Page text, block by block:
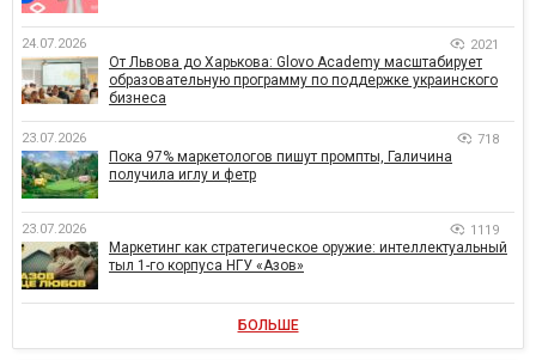
24.07.2026 2021
От Львова до Харькова: Glovo Academy масштабирует
образовательную программу по поддержке украинского
бизнеса
23.07.2026 718
Пока 97% маркетологов пишут промпты, Галичина
получила иглу и фетр
23.07.2026 1119
Маркетинг как стратегическое оружие: интеллектуальный
тыл 1-го корпуса НГУ «Азов»
БОЛЬШЕ